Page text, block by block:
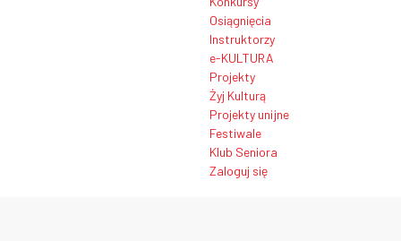
Osiągnięcia
Instruktorzy
e-KULTURA
Projekty
Żyj Kulturą
Projekty unijne
Festiwale
Klub Seniora
Zaloguj się